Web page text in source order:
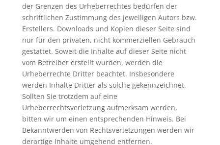
der Grenzen des Urheberrechtes bedürfen der
schriftlichen Zustimmung des jeweiligen Autors bzw.
Erstellers. Downloads und Kopien dieser Seite sind
nur für den privaten, nicht kommerziellen Gebrauch
gestattet. Soweit die Inhalte auf dieser Seite nicht
vom Betreiber erstellt wurden, werden die
Urheberrechte Dritter beachtet. Insbesondere
werden Inhalte Dritter als solche gekennzeichnet.
Sollten Sie trotzdem auf eine
Urheberrechtsverletzung aufmerksam werden,
bitten wir um einen entsprechenden Hinweis. Bei
Bekanntwerden von Rechtsverletzungen werden wir
derartige Inhalte umgehend entfernen.